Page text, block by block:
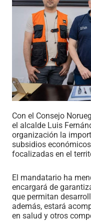
Con el Consejo
el alcalde Luis
organización la
subsidios
focalizadas en el
El mandatario ha
encargará de
que permitan
además, estará
en salud y otros